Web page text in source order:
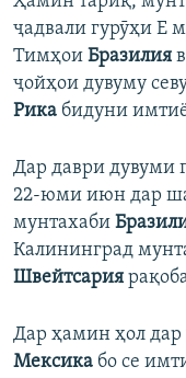
ҷадвали гурӯҳи Е
Тимҳои Бразилия
ҷойҳои дувуму
Рика бидуни
Дар даври дувуми
22-юми июн дар
мунтахаби
Калининград
Швейтсария
Дар ҳамин ҳол дар
Мексика бо се